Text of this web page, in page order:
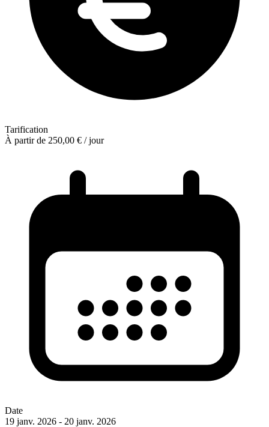
Tarification
À partir de 250,00 € / jour
Date
19 janv. 2026 - 20 janv. 2026